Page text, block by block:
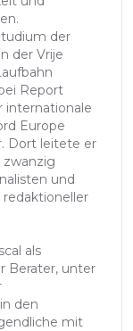
der
der Vrije
Report
internationale
Europe
Dort leitete er
zwanzig
und
als
Berater, unter
den
mit